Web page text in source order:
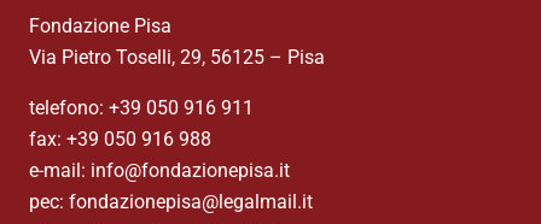
Fondazione Pisa
Via Pietro Toselli, 29, 56125 – Pisa
telefono: +39 050 916 911
fax: +39 050 916 988
e-mail: info@fondazionepisa.it
pec: fondazionepisa@legalmail.it